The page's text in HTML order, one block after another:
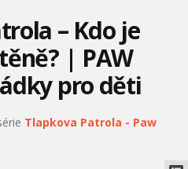
– Kdo je
| PAW
pro děti
Tlapkova Patrola - Paw